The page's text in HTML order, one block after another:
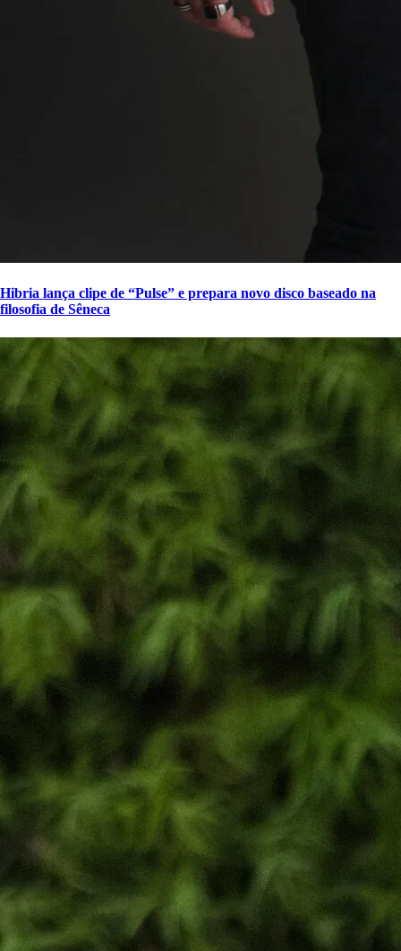
Hibria lança clipe de “Pulse” e prepara novo disco baseado na
filosofia de Sêneca